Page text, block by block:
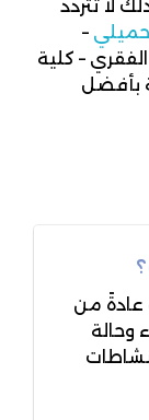
لا تتردد
–
– كلية
بأفضل
عادةً من
وحالة